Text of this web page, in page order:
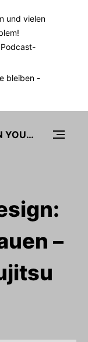
und vielen
bleiben -
MY DATA IS BETTER THAN YOURS
–